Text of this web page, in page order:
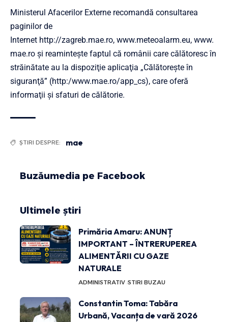
Ministerul Afacerilor Externe recomandă consultarea
paginilor de
Internet http://zagreb.mae.ro, www.meteoalarm.eu, www.
mae.ro şi reaminteşte faptul că românii care călătoresc în
străinătate au la dispoziţie aplicaţia „Călătoreşte în
siguranţă” (http:/www.mae.ro/app_cs), care oferă
informaţii şi sfaturi de călătorie.
ȘTIRI DESPRE: mae
Buzăumedia pe Facebook
Ultimele știri
Primăria Amaru: ANUNȚ
IMPORTANT – ÎNTRERUPEREA
ALIMENTĂRII CU GAZE
NATURALE
ADMINISTRATIV STIRI BUZAU
Constantin Toma: Tabăra
Urbană, Vacanța de vară 2026